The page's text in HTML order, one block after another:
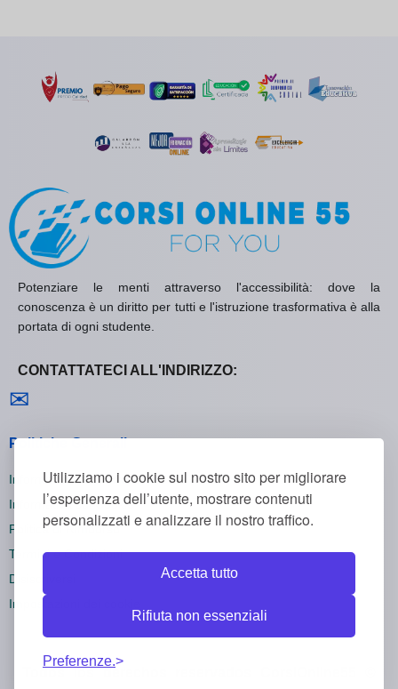
Utilizziamo i cookie sul nostro sito per migliorare
l’esperienza dell’utente, mostrare contenuti
personalizzati e analizzare il nostro traffico.
Accetta tutto
Rifiuta non essenziali
Preferenze.
Potenziare le menti attraverso l'accessibilità: dove la
conoscenza è un diritto per tutti e l'istruzione trasformativa è alla
portata di ogni studente.
CONTATTATECI ALL'INDIRIZZO:
✉
Politiche Generali
Informativa sulla Privacy
Informativa sui Cookie
Politica di Rimborso
Termini e Condizioni
Disiscriversi
Impostazioni dei cookie
Todos los derechos reservados CorsiOnline55 ©